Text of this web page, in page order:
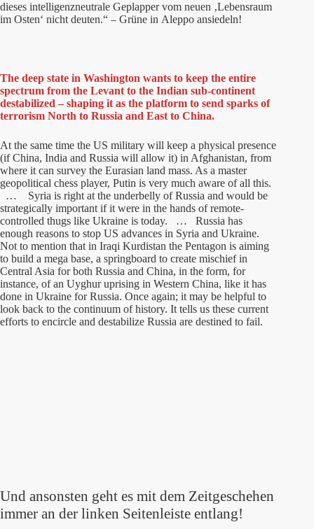
dieses intelligenzneutrale Geplapper vom neuen ‚Lebensraum
im Osten‘ nicht deuten.“ – Grüne in Aleppo ansiedeln!
The deep state in Washington wants to keep the entire
spectrum from the Levant to the Indian sub-continent
destabilized – shaping it as the platform to send sparks of
terrorism North to Russia and East to China.
At the same time the US military will keep a physical presence
(if China, India and Russia will allow it) in Afghanistan, from
where it can survey the Eurasian land mass. As a master
geopolitical chess player, Putin is very much aware of all this.
… Syria is right at the underbelly of Russia and would be
strategically important if it were in the hands of remote-
controlled thugs like Ukraine is today. … Russia has
enough reasons to stop US advances in Syria and Ukraine.
Not to mention that in Iraqi Kurdistan the Pentagon is aiming
to build a mega base, a springboard to create mischief in
Central Asia for both Russia and China, in the form, for
instance, of an Uyghur uprising in Western China, like it has
done in Ukraine for Russia. Once again; it may be helpful to
look back to the continuum of history. It tells us these current
efforts to encircle and destabilize Russia are destined to fail.
Und ansonsten geht es mit dem Zeitgeschehen
immer an der linken Seitenleiste entlang!